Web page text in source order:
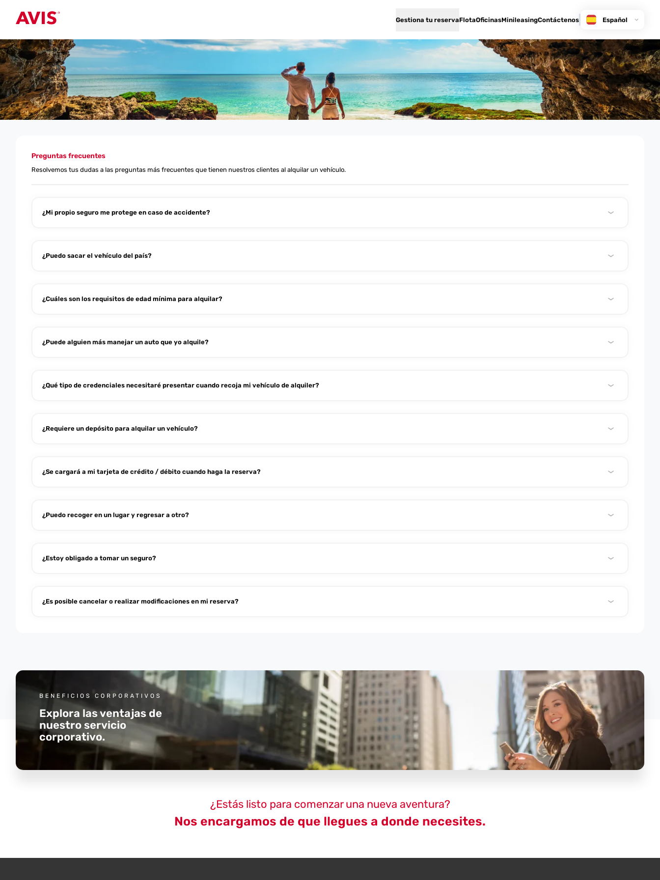
Gestiona tu reservaFlotaOficinasMinileasingContáctenos Español
Preguntas frecuentes
Resolvemos tus dudas a las preguntas más frecuentes que tienen nuestros clientes al alquilar un vehículo.
¿Mi propio seguro me protege en caso de accidente?
¿Puedo sacar el vehículo del país?
¿Cuáles son los requisitos de edad mínima para alquilar?
¿Puede alguien más manejar un auto que yo alquile?
¿Qué tipo de credenciales necesitaré presentar cuando recoja mi vehículo de alquiler?
¿Requiere un depósito para alquilar un vehículo?
¿Se cargará a mi tarjeta de crédito / débito cuando haga la reserva?
¿Puedo recoger en un lugar y regresar a otro?
¿Estoy obligado a tomar un seguro?
¿Es posible cancelar o realizar modificaciones en mi reserva?
BENEFICIOS CORPORATIVOS
Explora las ventajas de
nuestro servicio
corporativo.
¿Estás listo para comenzar una nueva aventura?
Nos encargamos de que llegues a donde necesites.